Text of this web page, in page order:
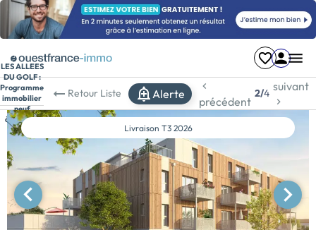
LES ALLEES
DU GOLF :
Programme
immobilier
neuf
à Poitiers
Retour Liste Alerte
précédent
2/4
suivant
Livraison T3 2026